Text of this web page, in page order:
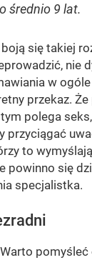
średnio 9 lat.
się takiej
nie
w
przekaz.
polega
przyciągać
to
powinno się
specjalistka.
pomyśleć